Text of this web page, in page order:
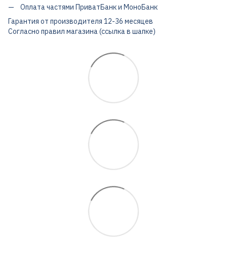
Оплата частями ПриватБанк и МоноБанк
Гарантия от производителя 12-36 месяцев
Согласно правил магазина (ссылка в шапке)